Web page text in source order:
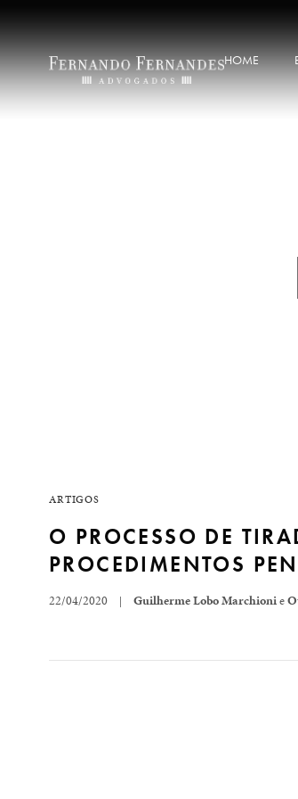
HOME
ARTIGOS
O PROCESSO DE
PROCEDIMENTOS
22/04/2020 | Guilherme Lobo Marchionie